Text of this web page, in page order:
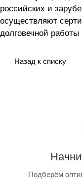
российских и
осуществляют
долговечной работы
Назад к списку
Подберём